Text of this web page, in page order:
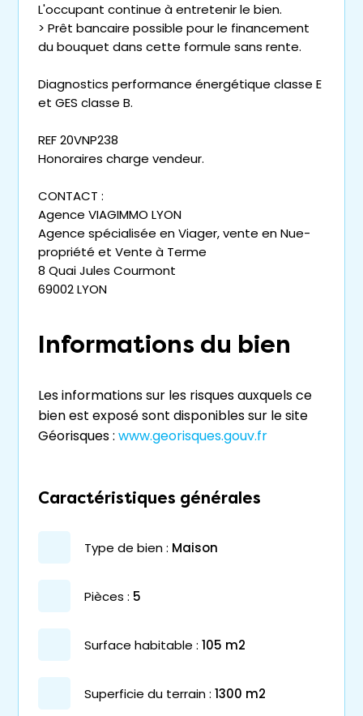
L'occupant continue à entretenir le bien.
> Prêt bancaire possible pour le financement
du bouquet dans cette formule sans rente.
Diagnostics performance énergétique classe E
et GES classe B.
REF 20VNP238
Honoraires charge vendeur.
CONTACT :
Agence VIAGIMMO LYON
Agence spécialisée en Viager, vente en Nue-
propriété et Vente à Terme
8 Quai Jules Courmont
69002 LYON
Informations du bien
Les informations sur les risques auxquels ce
bien est exposé sont disponibles sur le site
Géorisques : www.georisques.gouv.fr
Caractéristiques générales
type de bien : maison
pièces : 5
surface habitable : 105 m2
superficie du terrain : 1300 m2